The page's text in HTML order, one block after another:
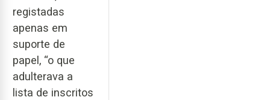
registadas
apenas em
suporte de
papel, “o que
adulterava a
lista de inscritos